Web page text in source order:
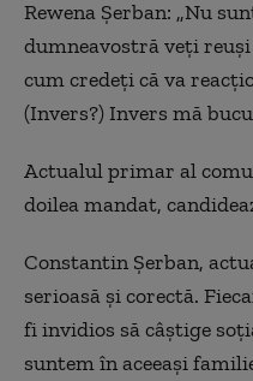
Rewena Şerban: „Nu
dumneavostră veţi
cum credeţi că va
(Invers?) Invers mă
Actualul primar al
doilea mandat,
Constantin Şerban,
serioasă şi corectă.
fi invidios să câştige
suntem în aceeaşi